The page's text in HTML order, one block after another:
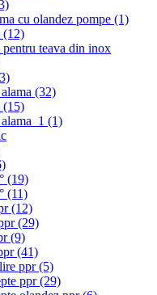
cu olandez pompe (1)
(12)
teava din inox
(32)
(15)
(1)
(19)
(11)
(12)
(29)
(9)
(41)
ppr(5)
ppr(29)